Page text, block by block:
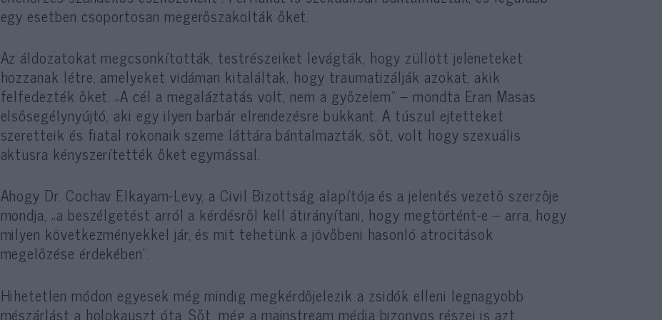
egy esetben csoportosan megerőszakolták őket.
Az áldozatokat megcsonkították, testrészeiket levágták, hogy züllött jeleneteket
hozzanak létre, amelyeket vidáman kitaláltak, hogy traumatizálják azokat, akik
felfedezték őket. „A cél a megaláztatás volt, nem a győzelem” – mondta Eran Masas
elsősegélynyújtó, aki egy ilyen barbár elrendezésre bukkant. A túszul ejtetteket
szeretteik és fiatal rokonaik szeme láttára bántalmazták, sőt, volt hogy szexuális
aktusra kényszerítették őket egymással.
Ahogy Dr. Cochav Elkayam-Levy, a Civil Bizottság alapítója és a jelentés vezető szerzője
mondja, „a beszélgetést arról a kérdésről kell átirányítani, hogy megtörtént-e – arra, hogy
milyen következményekkel jár, és mit tehetünk a jövőbeni hasonló atrocitások
megelőzése érdekében”.
Hihetetlen módon egyesek még mindig megkérdőjelezik a zsidók elleni legnagyobb
mészárlást a holokauszt óta. Sőt, még a mainstream média bizonyos részei is azt